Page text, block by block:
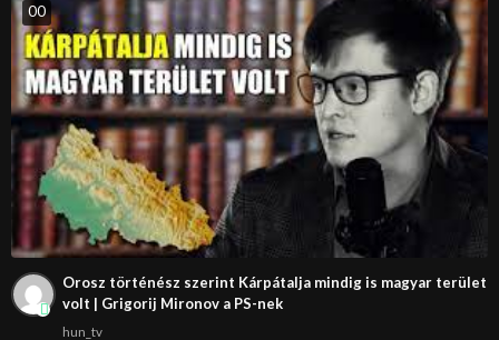
00
Orosz történész szerint Kárpátalja mindig is magyar terület
volt | Grigorij Mironov a PS-nek
hun_tv